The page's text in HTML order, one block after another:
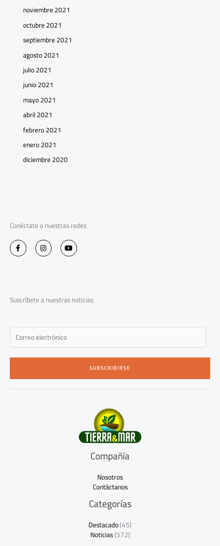
noviembre 2021
octubre 2021
septiembre 2021
agosto 2021
julio 2021
junio 2021
mayo 2021
abril 2021
febrero 2021
enero 2021
diciembre 2020
Conéctate a nuestras redes
F
a
c
-
f
I
n
s
m
Y
o
u
Suscríbete a nuestras noticias
E
a
i
*
SUBSCRIBIRSE
Compañía
Nosotros
Contáctanos
Categorías
Destacado(45)
Noticias(572)